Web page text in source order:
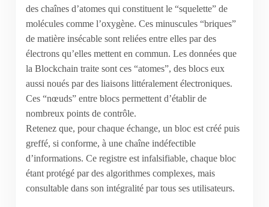
des chaînes d’atomes qui constituent le “squelette” de
molécules comme l’oxygène. Ces minuscules “briques”
de matière insécable sont reliées entre elles par des
électrons qu’elles mettent en commun. Les données que
la Blockchain traite sont ces “atomes”, des blocs eux
aussi noués par des liaisons littéralement électroniques.
Ces “nœuds” entre blocs permettent d’établir de
nombreux points de contrôle.
Retenez que, pour chaque échange, un bloc est créé puis
greffé, si conforme, à une chaîne indéfectible
d’informations. Ce registre est infalsifiable, chaque bloc
étant protégé par des algorithmes complexes, mais
consultable dans son intégralité par tous ses utilisateurs.